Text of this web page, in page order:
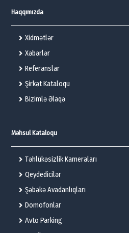
Haqqımızda
Xidmətlər
Xəbərlər
Referanslar
Şirkət Kataloqu
Bizimlə Əlaqə
Məhsul Kataloqu
Təhlükəsizlik Kameraları
Qeydedicilər
Şəbəkə Avadanlıqları
Domofonlar
Avto Parking